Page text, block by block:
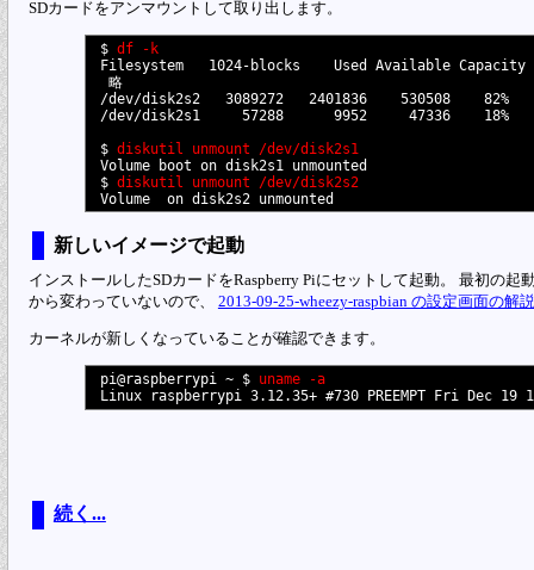
SDカードをアンマウントして取り出します。
$ df -k
Filesystem   1024-blocks    Used Available
略
/dev/disk2s2   3089272   2401836    530508    82%
/dev/disk2s1     57288      9952     47336    18%
$ diskutil unmount /dev/disk2s1
Volume boot on disk2s1 unmounted
$ diskutil unmount /dev/disk2s2
新しいイメージで起動
インストールしたSDカードをRaspberry Piにセットして起動。 最初の
から変わっていないので、 2013-09-25-wheezy-raspbian の設定画面の解説
カーネルが新しくなっていることが確認できます。
pi@raspberrypi ~ $ uname -a
続く...